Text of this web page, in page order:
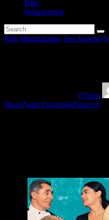
Tribe
Volunteering
Folk Mundofonías Son Jarocho
0Vibes
ShareTwiterFacebookPinterest